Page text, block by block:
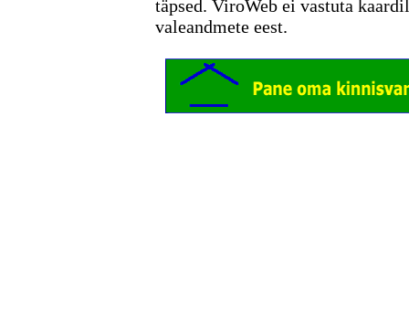
täpsed. ViroWeb ei vastuta
valeandmete eest.